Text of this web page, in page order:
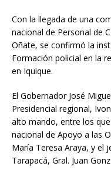
Con la llegada de una
nacional de Personal de
Oñate, se confirmó la
Formación policial en la
en Iquique.
El Gobernador José
Presidencial regional,
alto mando, entre los
nacional de Apoyo a las
María Teresa Araya, y el
Tarapacá, Gral. Juan